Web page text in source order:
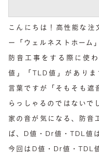
こんにちは！高性能な注
ー「ウェルネストホーム
防音工事をする際に使
値」「TLD値」があり
言葉ですが「そもそも遮
らっしゃるのではないで
家の音が気になる、防音
ば、D値・Dr値・TDL値
今回はD値・Dr値・TDL